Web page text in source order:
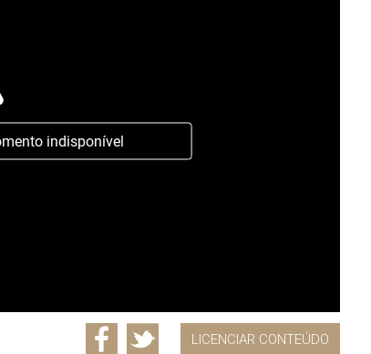
indisponível
LICENCIAR CONTEÚDO